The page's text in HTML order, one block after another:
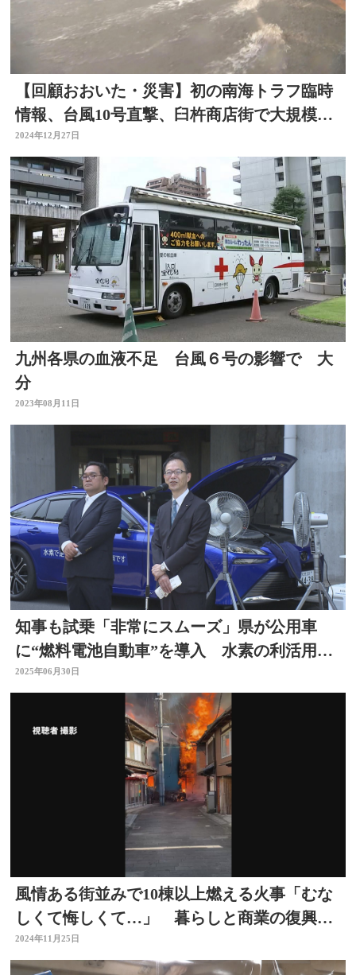
【回顧おおいた・災害】初の南海トラフ臨時
情報、台風10号直撃、臼杵商店街で大規模火
災
2024年12月27日
九州各県の血液不足 台風６号の影響で 大
分
2023年08月11日
知事も試乗「非常にスムーズ」県が公用車
に“燃料電池自動車”を導入 水素の利活用推
進 大分
2025年06月30日
風情ある街並みで10棟以上燃える火事「むな
しくて悔しくて…」 暮らしと商業の復興に
向け市が対応急ぐ
2024年11月25日